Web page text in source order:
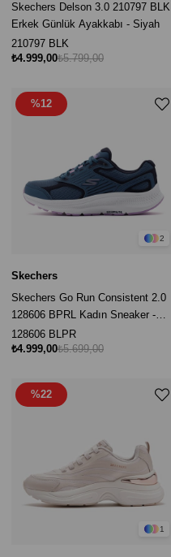
Skechers Delson 3.0 210797 BLK
Erkek Günlük Ayakkabı - Siyah
210797 BLK
₺4.999,00₺5.799,00
2
Skechers
Skechers Go Run Consistent 2.0
128606 BPRL Kadın Sneaker -
Mavi
128606 BLPR
₺4.999,00₺5.699,00
%12
1
%22